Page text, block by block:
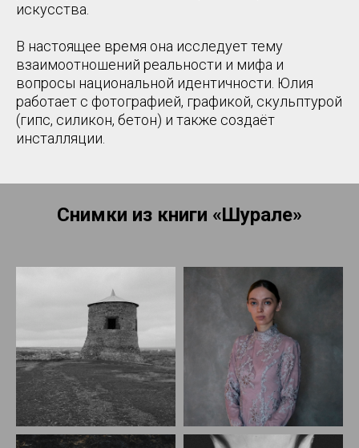
искусства.
В настоящее время она исследует тему
взаимоотношений реальности и мифа и
вопросы национальной идентичности. Юлия
работает с фотографией, графикой, скульптурой
(гипс, силикон, бетон) и также создаёт
инсталляции.
Снимки из книги «Шурале»